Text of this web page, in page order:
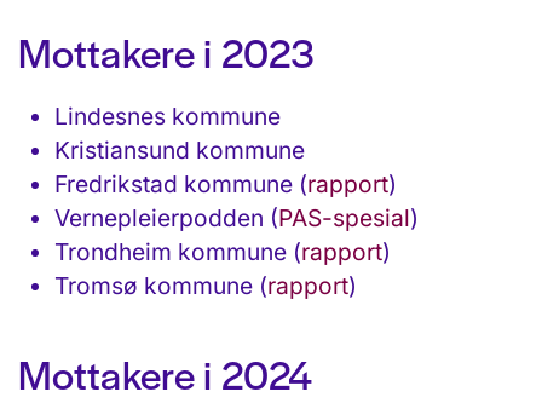
Mottakere i 2023
Lindesnes kommune
Kristiansund kommune
Fredrikstad kommune (rapport)
Vernepleierpodden (PAS-spesial)
Trondheim kommune (rapport)
Tromsø kommune (rapport)
Mottakere i 2024